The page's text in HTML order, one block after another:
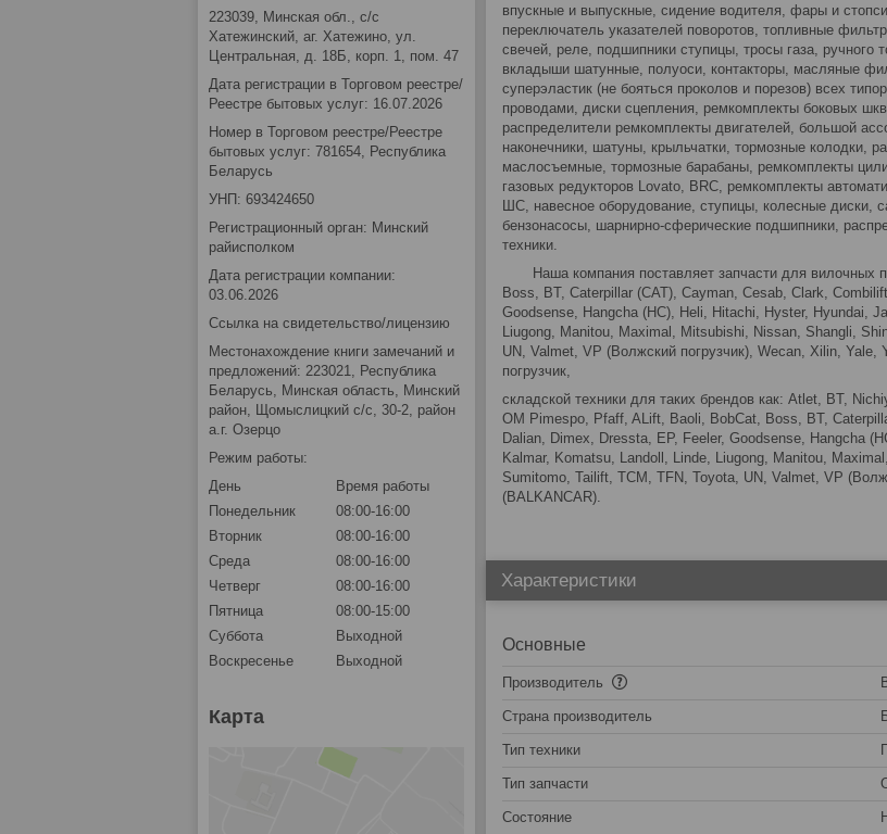
впускные и выпускные, сидение водителя, фары и
переключатель указателей поворотов, топливные
свечей, реле, подшипники ступицы, тросы газа,
вкладыши шатунные, полуоси, контакторы, масляные
суперэластик (не бояться проколов и порезов) всех
проводами, диски сцепления, ремкомплекты боковых
распределители ремкомплекты двигателей, большой
наконечники, шатуны, крыльчатки, тормозные колодки,
маслосъемные, тормозные барабаны, ремкомплекты
газовых редукторов Lovato, BRC, ремкомплекты
ШС, навесное оборудование, ступицы, колесные диски,
бензонасосы, шарнирно-сферические подшипники,
техники.
Наша компания поставляет запчасти для вилочных
Boss, BT, Caterpillar (CAT), Cayman, Cesab, Clark,
Goodsense, Hangcha (HC), Heli, Hitachi, Hyster, Hyundai,
Liugong, Manitou, Maximal, Mitsubishi, Nissan, Shangli,
UN, Valmet, VP (Волжский погрузчик), Wecan, Xilin,
погрузчик,
складской техники для таких брендов как: Atlet, BT,
OM Pimespo, Pfaff, ALift, Baoli, BobCat, Boss, BT,
Dalian, Dimex, Dressta, EP, Feeler, Goodsense, Hangcha
Kalmar, Komatsu, Landoll, Linde, Liugong, Manitou,
Sumitomo, Tailift, TCM, TFN, Toyota, UN, Valmet, VP
(BALKANCAR).
Характеристики
Основные
Производитель
Страна производитель
Тип техники
Тип запчасти
Состояние
223039, Минская обл., с/с
Хатежинский, аг. Хатежино, ул.
Центральная, д. 18Б, корп. 1, пом. 47
Дата регистрации в Торговом реестре/
Реестре бытовых услуг: 16.07.2026
Номер в Торговом реестре/Реестре
бытовых услуг: 781654, Республика
Беларусь
УНП: 693424650
Регистрационный орган: Минский
райисполком
Дата регистрации компании:
03.06.2026
Ссылка на свидетельство/лицензию
Местонахождение книги замечаний и
предложений: 223021, Республика
Беларусь, Минская область, Минский
район, Щомыслицкий с/с, 30-2, район
а.г. Озерцо
Режим работы:
День
Время работы
Понедельник
08:00-16:00
Вторник
08:00-16:00
Среда
08:00-16:00
Четверг
08:00-16:00
Пятница
08:00-15:00
Суббота
Выходной
Воскресенье
Выходной
Карта